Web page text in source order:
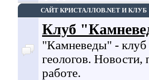
САЙТ КРИСТАЛЛОВ.NET И
Клуб
"Камневеды" -
геологов.
работе.